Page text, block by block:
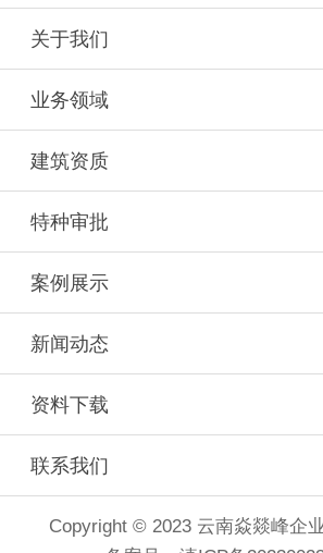
关于我们
业务领域
建筑资质
特种审批
案例展示
新闻动态
资料下载
联系我们
Copyright © 2023 云南焱燚峰企